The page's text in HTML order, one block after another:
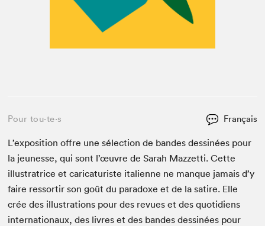
Pour tou⋅te⋅s Français
L’exposition offre une sélec­tion de ban­des dess­inées pour
la jeunesse, qui sont l’œuvre de Sarah Mazzetti. Cette
illus­tra­trice et car­i­ca­tur­iste ital­i­enne ne manque jamais d’y
faire ressor­tir son goût du para­doxe et de la satire. Elle
crée des illus­tra­tions pour des revues et des quo­ti­di­ens
inter­na­tionaux, des livres et des ban­des dess­inées pour